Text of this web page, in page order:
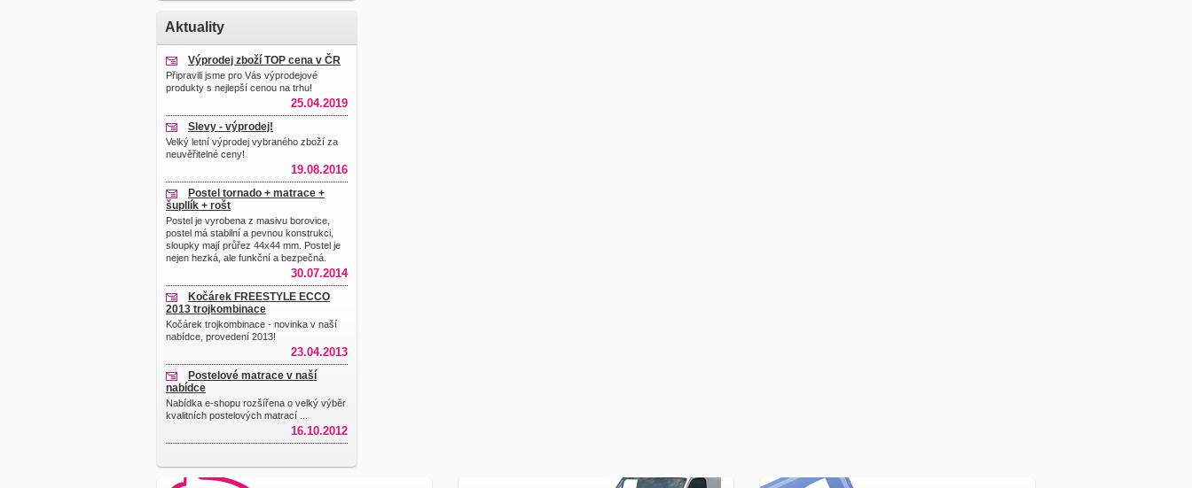
Aktuality
Výprodej zboží TOP cena v ČR
Připravili jsme pro Vás výprodejové
produkty s nejlepší cenou na trhu!
25.04.2019
Slevy - výprodej!
Velký letní výprodej vybraného zboží za
neuvěřitelné ceny!
19.08.2016
Postel tornado + matrace +
šupllík + rošt
Postel je vyrobena z masivu borovice,
postel má stabilní a pevnou konstrukci,
sloupky mají průřez 44x44 mm. Postel je
nejen hezká, ale funkční a bezpečná.
30.07.2014
Kočárek FREESTYLE ECCO
2013 trojkombinace
Kočárek trojkombinace - novinka v naší
nabídce, provedení 2013!
23.04.2013
Postelové matrace v naší
nabídce
Nabídka e-shopu rozšířena o velký výběr
kvalitních postelových matrací ...
16.10.2012